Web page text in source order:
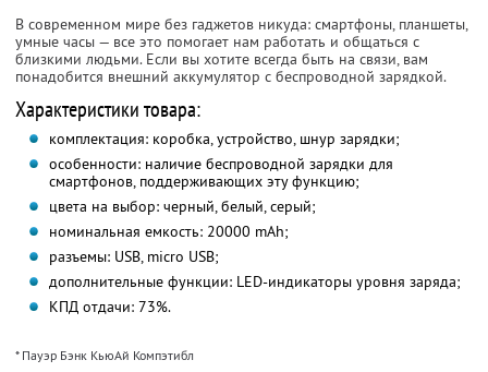
В современном мире без гаджетов никуда: смартфоны, планшеты,
умные часы — все это помогает нам работать и общаться с
близкими людьми. Если вы хотите всегда быть на связи, вам
понадобится внешний аккумулятор с беспроводной зарядкой.
Характеристики товара:
комплектация: коробка, устройство, шнур зарядки;
особенности: наличие беспроводной зарядки для
смартфонов, поддерживающих эту функцию;
цвета на выбор: черный, белый, серый;
номинальная емкость: 20000 mAh;
разъемы: USB, micro USB;
дополнительные функции: LED-индикаторы уровня заряда;
КПД отдачи: 73%.
* Пауэр Бэнк КьюАй Компэтибл